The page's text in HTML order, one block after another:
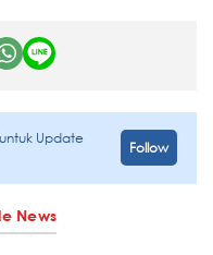
untuk Update
Follow
News